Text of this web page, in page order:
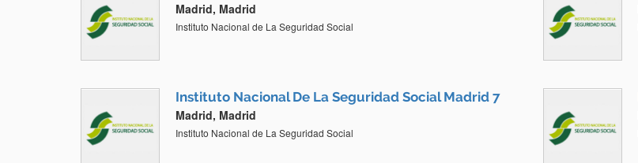
Madrid, Madrid
Instituto Nacional de La Seguridad Social
Instituto Nacional De La Seguridad Social Madrid 7
Madrid, Madrid
Instituto Nacional de La Seguridad Social